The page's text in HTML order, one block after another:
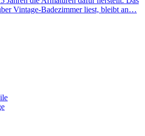
Vintage-Badezimmer liest, bleibt an…